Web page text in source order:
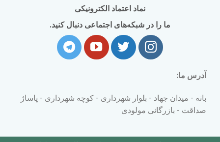
نماد اعتماد الکترونیکی
ما را در شبکه‌های اجتماعی دنبال کنید.
آدرس ما:
بانه - میدان جهاد - بلوار شهرداری - کوچه شهرداری - پاساژ
صداقت - بازرگانی مولودی